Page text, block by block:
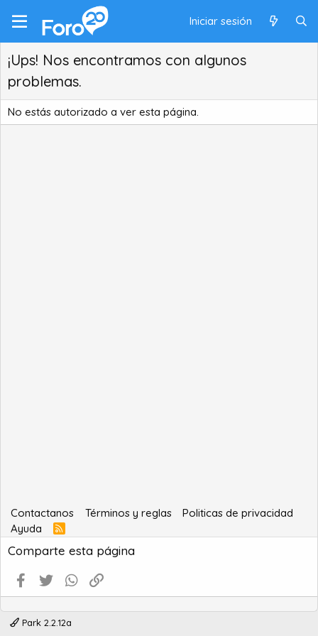
Iniciar sesión
¡Ups! Nos encontramos con algunos
problemas.
No estás autorizado a ver esta página.
Contactanos Términos y reglas
Politicas de privacidad
Ayuda
R
S
S
Comparte esta página
Facebook
Twitter WhatsApp
Park 2.2.12a